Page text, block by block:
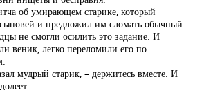
об умирающем старике, который
и предложил им сломать обычный
не смогли осилить это задание. И
веник, легко переломили его по
мудрый старик, – держитесь вместе. И